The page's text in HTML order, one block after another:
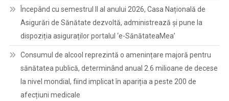
Începând cu semestrul II al anului 2026, Casa Națională de
Asigurări de Sănătate dezvoltă, administrează și pune la
dispoziția asiguraților portalul ‘e-SănătateaMea’
Consumul de alcool reprezintă o amenințare majoră pentru
sănătatea publică, determinând anual 2.6 milioane de decese
la nivel mondial, fiind implicat în apariția a peste 200 de
afecțiuni medicale